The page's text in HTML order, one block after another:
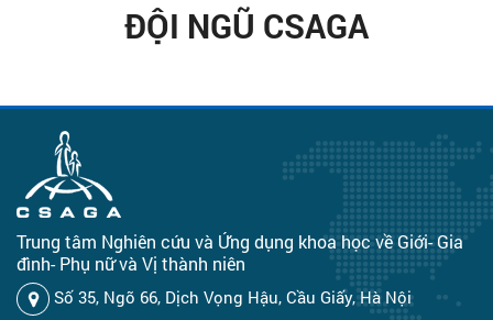
ĐỘI NGŨ CSAGA
Trung tâm Nghiên cứu và Ứng dụng khoa học về Giới- Gia
đình- Phụ nữ và Vị thành niên
Số 35, Ngõ 66, Dịch Vọng Hậu, Cầu Giấy, Hà Nội